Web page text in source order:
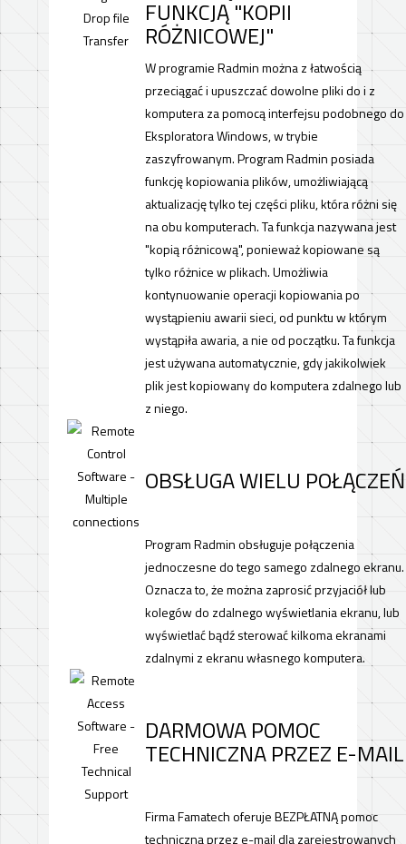
FUNKCJĄ "KOPII
RÓŻNICOWEJ"
W programie Radmin można z łatwością
przeciągać i upuszczać dowolne pliki do i z
komputera za pomocą interfejsu podobnego do
Eksploratora Windows, w trybie
zaszyfrowanym. Program Radmin posiada
funkcję kopiowania plików, umożliwiającą
aktualizację tylko tej części pliku, która różni się
na obu komputerach. Ta funkcja nazywana jest
"kopią różnicową", ponieważ kopiowane są
tylko różnice w plikach. Umożliwia
kontynuowanie operacji kopiowania po
wystąpieniu awarii sieci, od punktu w którym
wystąpiła awaria, a nie od początku. Ta funkcja
jest używana automatycznie, gdy jakikolwiek
plik jest kopiowany do komputera zdalnego lub
z niego.
OBSŁUGA WIELU POŁĄCZEŃ
Program Radmin obsługuje połączenia
jednoczesne do tego samego zdalnego ekranu.
Oznacza to, że można zaprosić przyjaciół lub
kolegów do zdalnego wyświetlania ekranu, lub
wyświetlać bądź sterować kilkoma ekranami
zdalnymi z ekranu własnego komputera.
DARMOWA POMOC
TECHNICZNA PRZEZ E-MAIL
Firma Famatech oferuje BEZPŁATNĄ pomoc
techniczną przez e-mail dla zarejestrowanych